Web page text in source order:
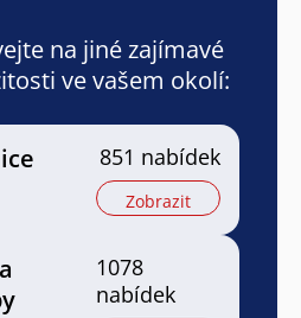
na jiné zajímavé
ve vašem okolí:
851 nabídek
Zobrazit
1078
nabídek